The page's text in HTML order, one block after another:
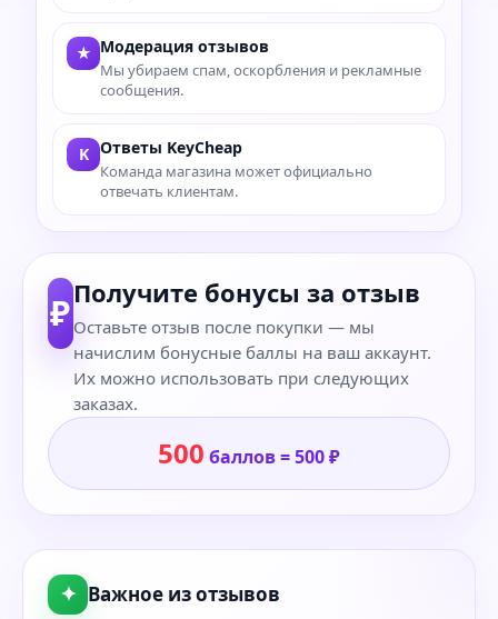
★ Модерация отзывов
Мы убираем спам, оскорбления и рекламные
сообщения.
K Ответы KeyCheap
Команда магазина может официально
отвечать клиентам.
₽Получите бонусы за отзыв
Оставьте отзыв после покупки — мы
начислим бонусные баллы на ваш аккаунт.
Их можно использовать при следующих
заказах.
500 баллов = 500 ₽
✦ Важное из отзывов